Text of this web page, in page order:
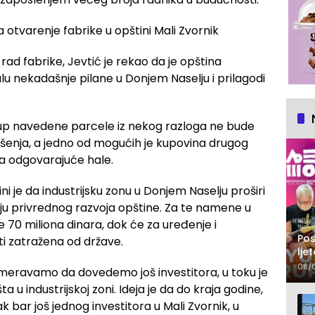
fabrike, Jevtić je rekao da je opština
nekadašnje pilane u Donjem Naselju i prilagodi
navedene parcele iz nekog razloga ne bude
a jedno od mogućih je kupovina drugog
odgovarajuće hale.
je da industrijsku zonu u Donjem Naselju proširi
privrednog razvoja opštine. Za te namene u
70 miliona dinara, dok će za uređenje i
od države.
da dovedemo još investitora, u toku je
u industrijskoj zoni. Ideja je da do kraja godine,
bar još jednog investitora u Mali Zvornik, u
08/